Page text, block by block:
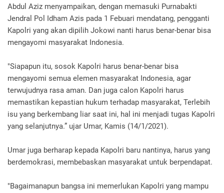
Abdul Aziz menyampaikan, dengan memasuki Purnabakti
Jendral Pol Idham Azis pada 1 Febuari mendatang, pengganti
Kapolri yang akan dipilih Jokowi nanti harus benar-benar bisa
mengayomi masyarakat Indonesia.
"Siapapun itu, sosok Kapolri harus benar-benar bisa
mengayomi semua elemen masyarakat Indonesia, agar
terwujudnya rasa aman. Dan juga calon Kapolri harus
memastikan kepastian hukum terhadap masyarakat, Terlebih
isu yang berkembang liar saat ini, hal ini menjadi tugas Kapolri
yang selanjutnya.” ujar Umar, Kamis (14/1/2021).
Umar juga berharap kepada Kapolri baru nantinya, harus yang
berdemokrasi, membebaskan masyarakat untuk berpendapat.
"Bagaimanapun bangsa ini memerlukan Kapolri yang mampu